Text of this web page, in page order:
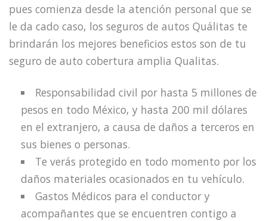
pues comienza desde la atención personal que se
le da cado caso, los seguros de autos Quálitas te
brindarán los mejores beneficios estos son de tu
seguro de auto cobertura amplia Qualitas.
Responsabilidad civil por hasta 5 millones de
pesos en todo México, y hasta 200 mil dólares
en el extranjero, a causa de daños a terceros en
sus bienes o personas.
Te verás protegido en todo momento por los
daños materiales ocasionados en tu vehículo.
Gastos Médicos para el conductor y
acompañantes que se encuentren contigo a